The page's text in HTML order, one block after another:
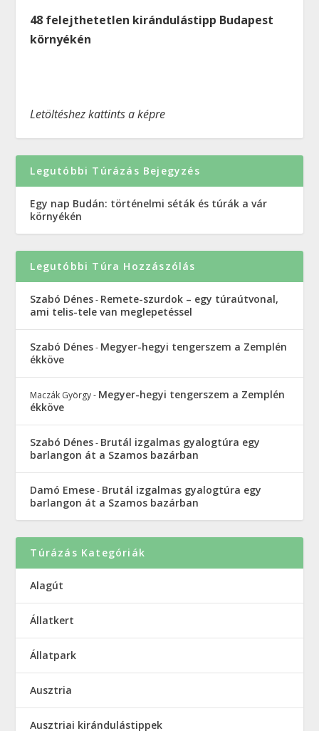
48 felejthetetlen kirándulástipp Budapest
környékén
Letöltéshez kattints a képre
Legutóbbi Túrázás Bejegyzés
Egy nap Budán: történelmi séták és túrák a vár
környékén
Legutóbbi Túra Hozzászólás
Szabó Dénes- Remete-szurdok – egy túraútvonal,
ami telis-tele van meglepetéssel
Szabó Dénes- Megyer-hegyi tengerszem a Zemplén
ékköve
Maczák György- Megyer-hegyi tengerszem a Zemplén
ékköve
Szabó Dénes- Brutál izgalmas gyalogtúra egy
barlangon át a Szamos bazárban
Damó Emese- Brutál izgalmas gyalogtúra egy
barlangon át a Szamos bazárban
Túrázás Kategóriák
Alagút
Állatkert
Állatpark
Ausztria
Ausztriai kirándulástippek